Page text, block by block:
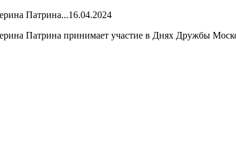
Патрина...16.04.2024
Патрина принимает участие в Днях Дружбы